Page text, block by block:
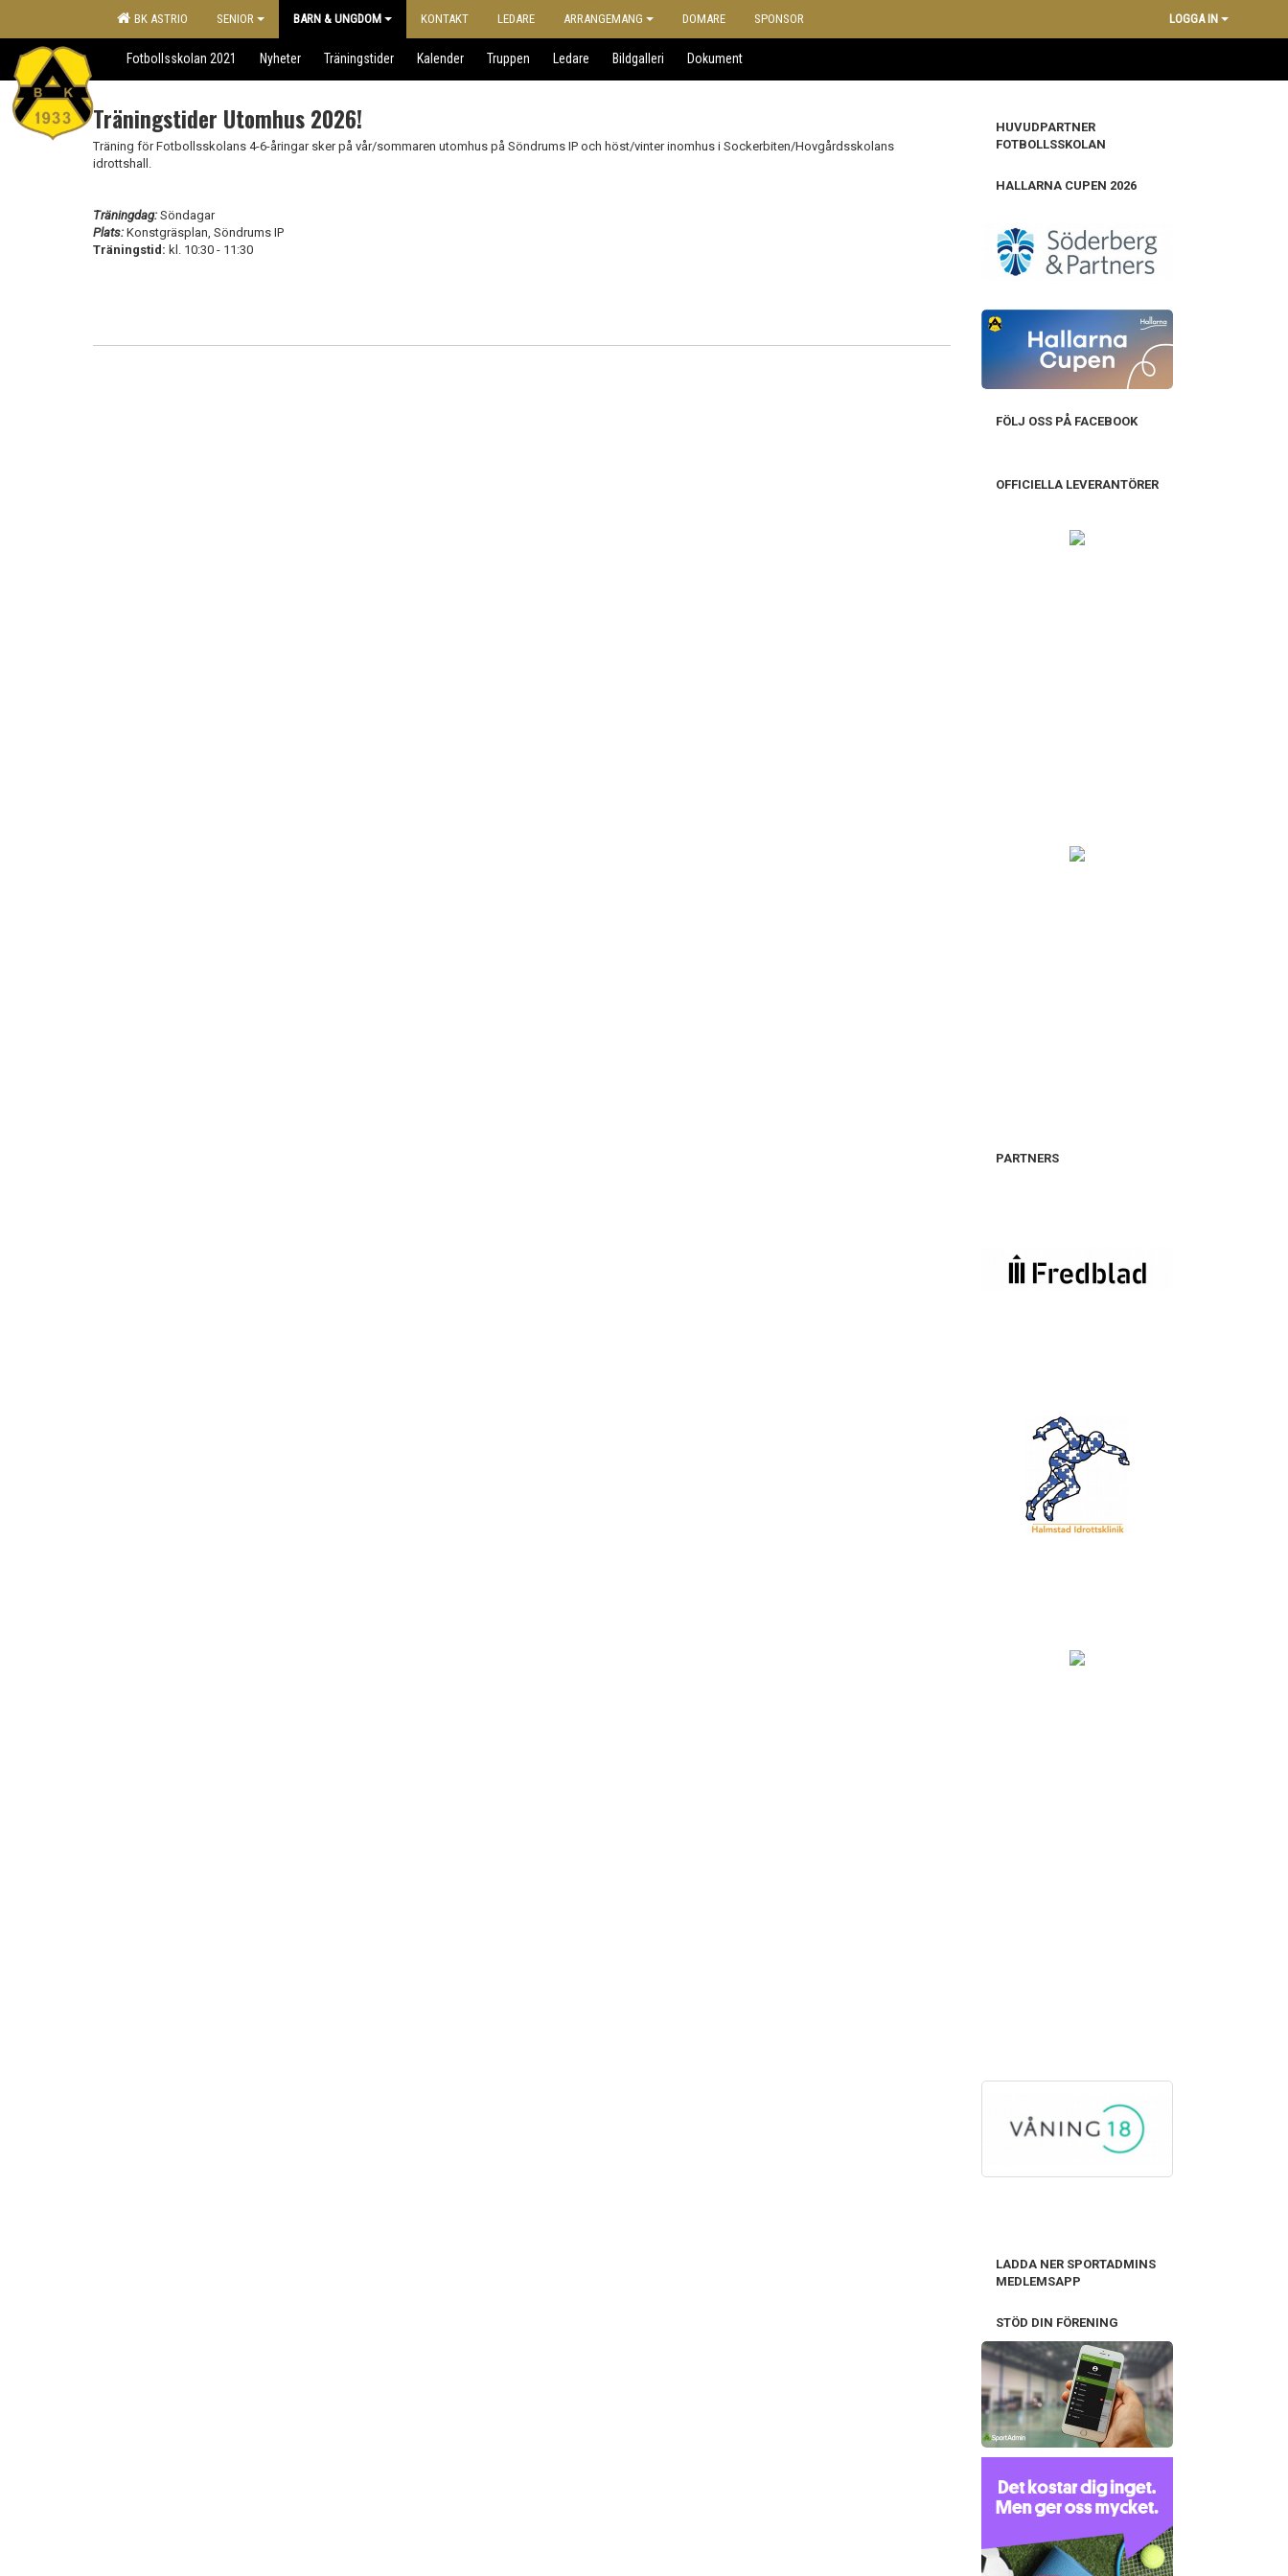
BK ASTRIO SENIOR BARN & UNGDOM KONTAKT LEDARE ARRANGEMANG DOMARE SPONSOR LOGGA IN
Fotbollsskolan 2021 Nyheter Träningstider Kalender Truppen Ledare Bildgalleri Dokument
Träningstider Utomhus 2026!
Träning för Fotbollsskolans 4-6-åringar sker på vår/sommaren utomhus på Söndrums IP och höst/vinter inomhus i Sockerbiten/Hovgårdsskolans
idrottshall.
Träningdag: Söndagar
Plats: Konstgräsplan, Söndrums IP
Träningstid: kl. 10:30 - 11:30
HUVUDPARTNER
FOTBOLLSSKOLAN
HALLARNA CUPEN 2026
FÖLJ OSS PÅ FACEBOOK
OFFICIELLA LEVERANTÖRER
PARTNERS
LADDA NER SPORTADMINS
MEDLEMSAPP
STÖD DIN FÖRENING